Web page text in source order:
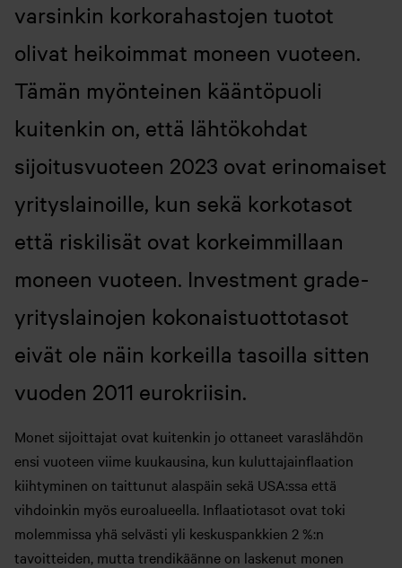
varsinkin korkorahastojen tuotot
olivat heikoimmat moneen vuoteen.
Tämän myönteinen kääntöpuoli
kuitenkin on, että lähtökohdat
sijoitusvuoteen 2023 ovat erinomaiset
yrityslainoille, kun sekä korkotasot
että riskilisät ovat korkeimmillaan
moneen vuoteen. Investment grade-
yrityslainojen kokonaistuottotasot
eivät ole näin korkeilla tasoilla sitten
vuoden 2011 eurokriisin.
Monet sijoittajat ovat kuitenkin jo ottaneet varaslähdön
ensi vuoteen viime kuukausina, kun kuluttajainflaation
kiihtyminen on taittunut alaspäin sekä USA:ssa että
vihdoinkin myös euroalueella. Inflaatiotasot ovat toki
molemmissa yhä selvästi yli keskuspankkien 2 %:n
tavoitteiden, mutta trendikäänne on laskenut monen